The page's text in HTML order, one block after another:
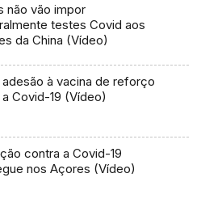
não vão impor
testes Covid aos
da China (Vídeo)
adesão à vacina de reforço
contra a Covid-19 (Vídeo)
contra a Covid-19
nos Açores (Vídeo)